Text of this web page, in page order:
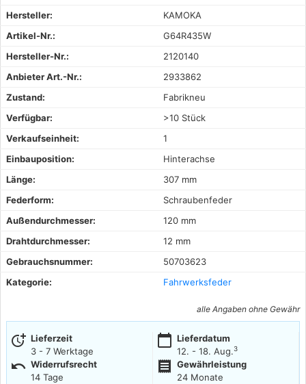
Hersteller:
KAMOKA
Artikel-Nr.:
G64R435W
Hersteller-Nr.:
2120140
Anbieter Art.-Nr.:
2933862
Zustand:
Fabrikneu
Verfügbar:
>10 Stück
Verkaufseinheit:
1
Einbauposition:
Hinterachse
Länge:
307 mm
Federform:
Schraubenfeder
Außendurchmesser:
120 mm
Drahtdurchmesser:
12 mm
Gebrauchsnummer:
50703623
Kategorie:
Fahrwerksfeder
alle Angaben ohne Gewähr
more_time Lieferzeit
3 - 7 Werktage
calendar_today Lieferdatum
12. - 18. Aug.3
undo Widerrufsrecht
14 Tage
receipt
Gewährleistung
24 Monate